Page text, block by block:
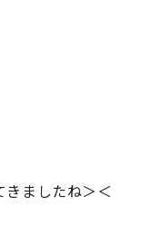
／年末年始
ましたね＞＜